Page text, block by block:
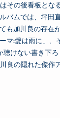
その後看板とな
バムでは、坪田
も加川良の存在
マ:愛は雨に」、
けない書き下
良の隠れた傑作